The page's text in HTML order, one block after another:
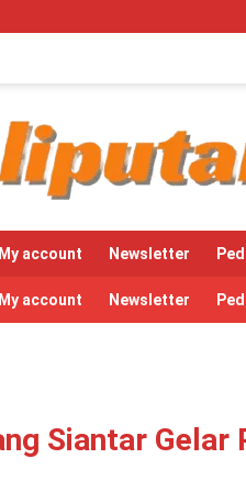
Bantuan Sapi di Pekon
My account Newsletter
My account Newsletter
Siantar Gelar